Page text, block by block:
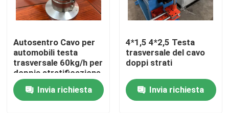
Casa.
Autosentro Cavo per
automobili testa
trasversale 60kg/h per
doppia stratificazione
PVC linea di estrusore
di caviInvia richiesta
4*1,5 4*2,5 Testa
trasversale del cavo
doppi strati
Invia richiesta